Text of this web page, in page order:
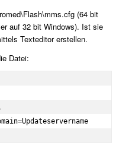
(64 bit
auf 32 bit Windows). Ist sie
Texteditor erstellen.
Datei: